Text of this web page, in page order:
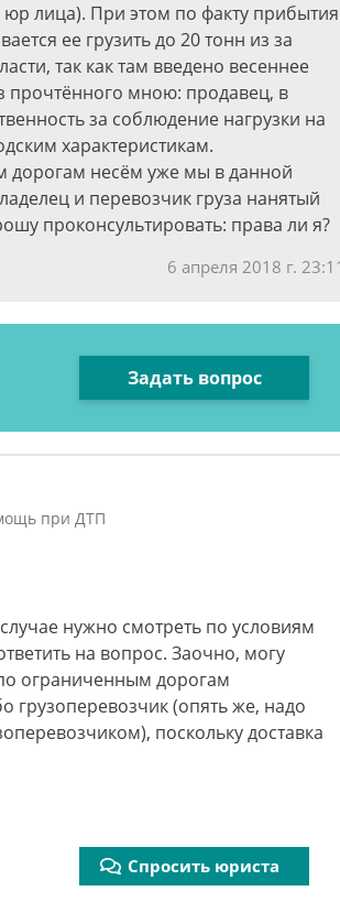
лица). При этом по факту прибытия
ее грузить до 20 тонн из за
так как там введено весеннее
прочтённого мною: продавец, в
за соблюдение нагрузки на
характеристикам.
дорогам несём уже мы в данной
и перевозчик груза нанятый
проконсультировать: права ли я?
6 апреля 2018 г.
Задать вопрос
при ДТП
нужно смотреть по условиям
на вопрос. Заочно, могу
ограниченным дорогам
грузоперевозчик (опять же, надо
поскольку доставка
Спросить юриста